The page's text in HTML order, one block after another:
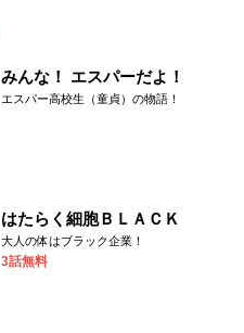
みんな！ エスパーだよ！
エスパー高校生（童貞）の物語！
はたらく細胞ＢＬＡＣＫ
大人の体はブラック企業！
3話無料